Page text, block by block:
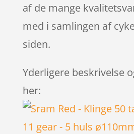
af de mange
med i samlingen af
siden.
Yderligere beskrivelse
her: